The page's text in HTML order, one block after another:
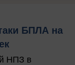
БПЛА на
НПЗ в